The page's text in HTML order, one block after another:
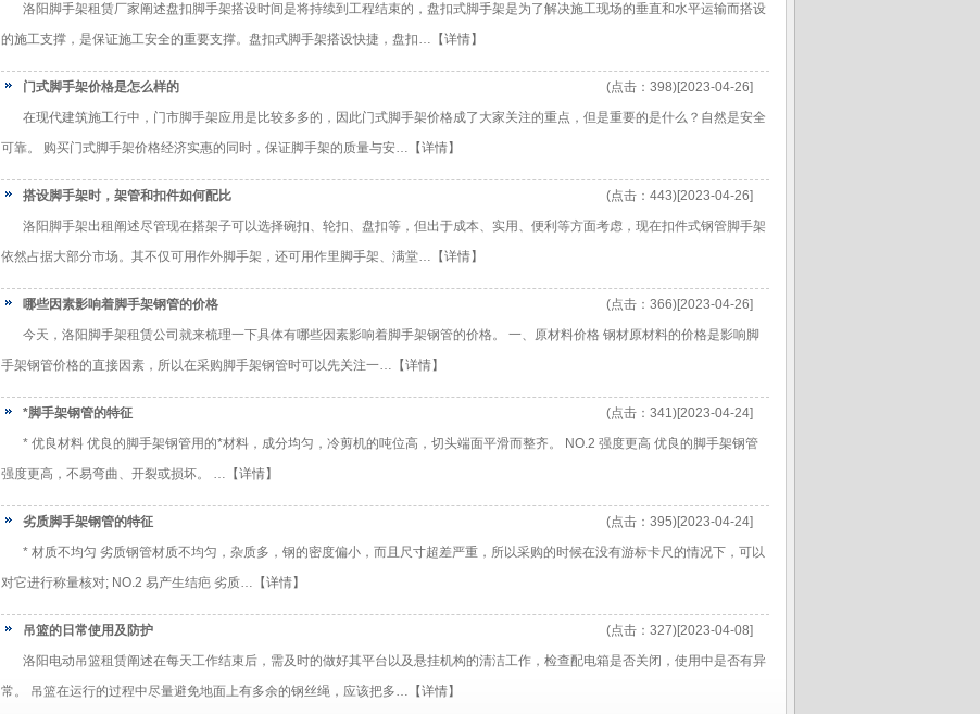
洛阳脚手架租赁厂家阐述盘扣脚手架搭设时间是将持续到工程结束的，盘扣式脚手架是为了解决施工现场的垂直和水平运输而搭设
的施工支撑，是保证施工安全的重要支撑。盘扣式脚手架搭设快捷，盘扣… 【详情】
(点击：398)[2023-04-26]
门式脚手架价格是怎么样的
在现代建筑施工行中，门市脚手架应用是比较多多的，因此门式脚手架价格成了大家关注的重点，但是重要的是什么？自然是安全
可靠。 购买门式脚手架价格经济实惠的同时，保证脚手架的质量与安… 【详情】
(点击：443)[2023-04-26]
搭设脚手架时，架管和扣件如何配比
洛阳脚手架出租阐述尽管现在搭架子可以选择碗扣、轮扣、盘扣等，但出于成本、实用、便利等方面考虑，现在扣件式钢管脚手架
依然占据大部分市场。其不仅可用作外脚手架，还可用作里脚手架、满堂… 【详情】
(点击：366)[2023-04-26]
哪些因素影响着脚手架钢管的价格
今天，洛阳脚手架租赁公司就来梳理一下具体有哪些因素影响着脚手架钢管的价格。 一、原材料价格 钢材原材料的价格是影响脚
手架钢管价格的直接因素，所以在采购脚手架钢管时可以先关注一… 【详情】
(点击：341)[2023-04-24]
*脚手架钢管的特征
* 优良材料 优良的脚手架钢管用的*材料，成分均匀，冷剪机的吨位高，切头端面平滑而整齐。 NO.2 强度更高 优良的脚手架钢管
强度更高，不易弯曲、开裂或损坏。 … 【详情】
(点击：395)[2023-04-24]
劣质脚手架钢管的特征
* 材质不均匀 劣质钢管材质不均匀，杂质多，钢的密度偏小，而且尺寸超差严重，所以采购的时候在没有游标卡尺的情况下，可以
对它进行称量核对; NO.2 易产生结疤 劣质… 【详情】
(点击：327)[2023-04-08]
吊篮的日常使用及防护
洛阳电动吊篮租赁阐述在每天工作结束后，需及时的做好其平台以及悬挂机构的清洁工作，检查配电箱是否关闭，使用中是否有异
常。 吊篮在运行的过程中尽量避免地面上有多余的钢丝绳，应该把多… 【详情】